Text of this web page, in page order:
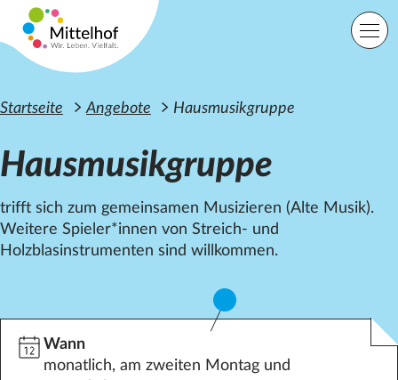
Zum Hauptinhalt der Seite springen
Startseite
Engagement
Über uns
Karriere
Startseite Angebote Hausmusikgruppe
Hausmusikgruppe
trifft sich zum gemeinsamen Musizieren (Alte Musik).
Weitere Spieler*innen von Streich- und
Holzblasinstrumenten sind willkommen.
Wann
monatlich, am zweiten Montag und